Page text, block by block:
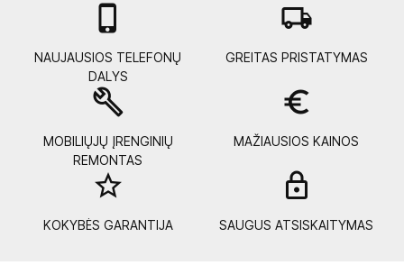

NAUJAUSIOS TELEFONŲ
DALYS
local_shipping
GREITAS PRISTATYMAS
build
MOBILIŲJŲ ĮRENGINIŲ
REMONTAS
euro_symbol
MAŽIAUSIOS KAINOS
star_border
KOKYBĖS GARANTIJA SAUGUS ATSISKAITYMAS